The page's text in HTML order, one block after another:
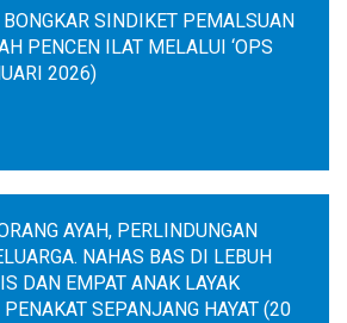
BONGKAR SINDIKET PEMALSUAN
PENCEN ILAT MELALUI ‘OPS
2026)
AYAH, PERLINDUNGAN
NAHAS BAS DI LEBUH
DAN EMPAT ANAK LAYAK
SEPANJANG HAYAT (20